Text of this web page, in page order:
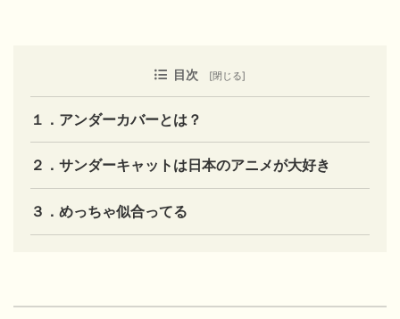
目次
１．アンダーカバーとは？
２．サンダーキャットは日本のアニメが大好き
３．めっちゃ似合ってる